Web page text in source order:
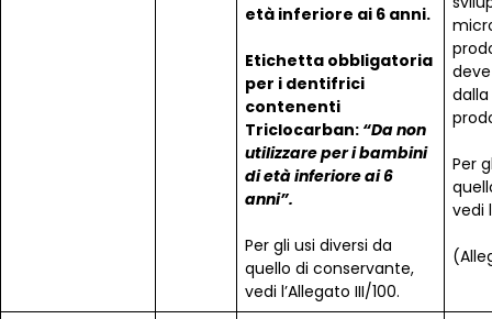
età inferiore ai 6 anni.
Etichetta obbligatoria
per i dentifrici
contenenti
Triclocarban: “Da non
utilizzare per i bambini
di età inferiore ai 6
anni”.
Per gli usi diversi da
quello di conservante,
vedi l’Allegato III/100.
Per
vedi